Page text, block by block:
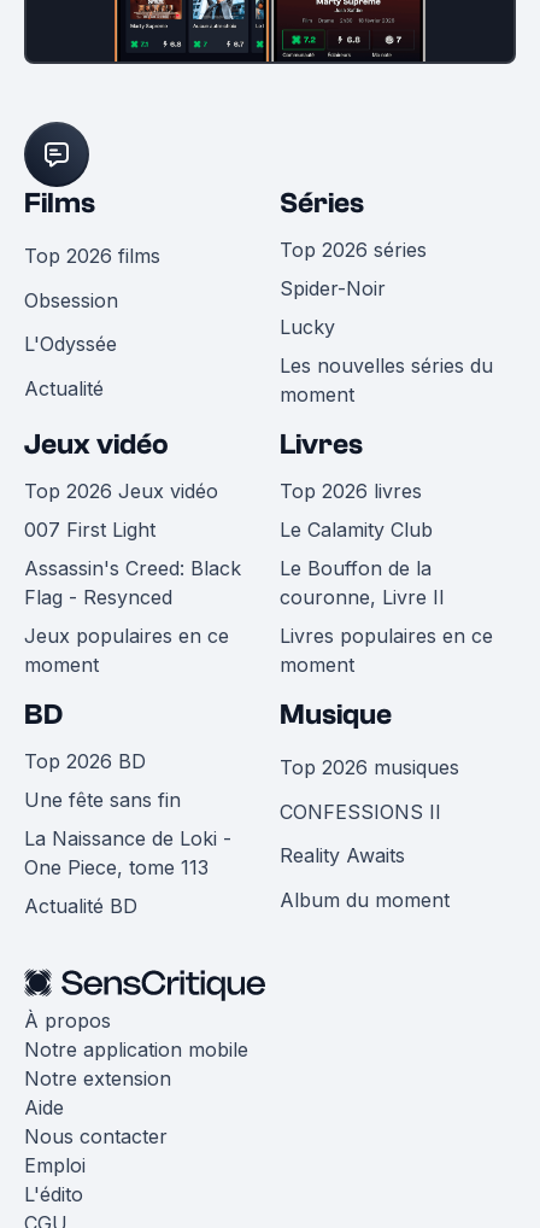
Films
Top 2026 films
Obsession
L'Odyssée
Actualité
Séries
Top 2026 séries
Spider-Noir
Lucky
Les nouvelles séries du
moment
Jeux vidéo
Top 2026 Jeux vidéo
007 First Light
Assassin's Creed: Black
Flag - Resynced
Jeux populaires en ce
moment
Livres
Top 2026 livres
Le Calamity Club
Le Bouffon de la
couronne, Livre II
Livres populaires en ce
moment
BD
Top 2026 BD
Une fête sans fin
La Naissance de Loki -
One Piece, tome 113
Actualité BD
Musique
Top 2026 musiques
CONFESSIONS II
Reality Awaits
Album du moment
À propos
Notre application mobile
Notre extension
Aide
Nous contacter
Emploi
L'édito
CGU